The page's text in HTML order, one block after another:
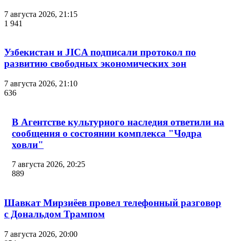
7 августа 2026, 21:15
1 941
Узбекистан и JICA подписали протокол по
развитию свободных экономических зон
7 августа 2026, 21:10
636
В Агентстве культурного наследия ответили на
сообщения о состоянии комплекса "Чодра
ховли"
7 августа 2026, 20:25
889
Шавкат Мирзиёев провел телефонный разговор
с Дональдом Трампом
7 августа 2026, 20:00